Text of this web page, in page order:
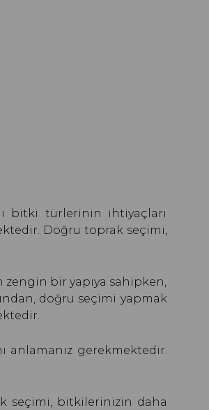
bitki türlerinin ihtiyaçları
Doğru toprak seçimi,
zengin bir yapıya sahipken,
doğru seçimi yapmak
anlamanız gerekmektedir.
seçimi, bitkilerinizin daha